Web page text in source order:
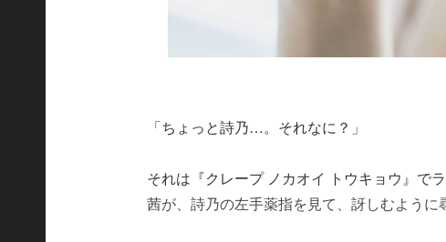
「ちょっと詩乃…。それなに？」
それは『クレープ ノカオイ トウキョウ』で
茜が、詩乃の左手薬指を見て、訝しむように